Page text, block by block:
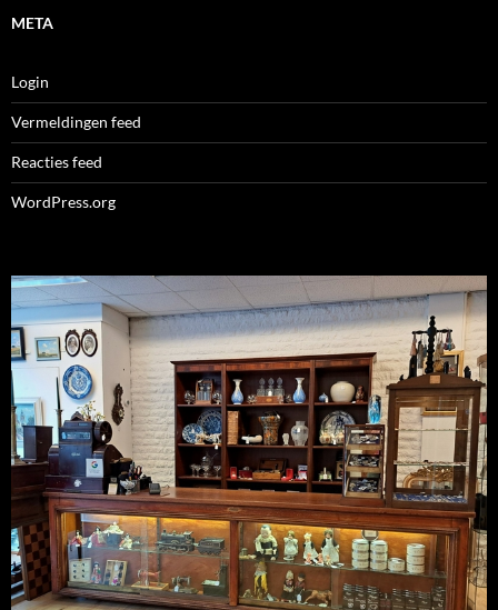
META
Login
Vermeldingen feed
Reacties feed
WordPress.org